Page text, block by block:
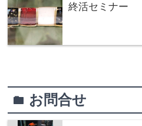
終活セミナー
folder お問合せ